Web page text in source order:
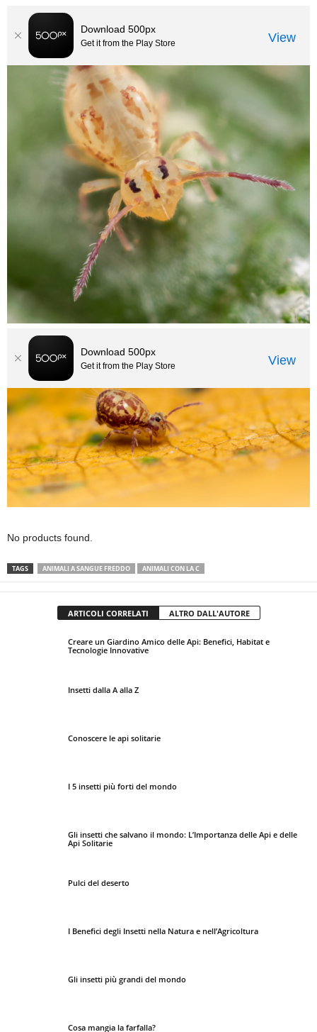
No products found.
TAGS ANIMALI A SANGUE FREDDO ANIMALI CON LA C
ARTICOLI CORRELATI ALTRO DALL'AUTORE
Creare un Giardino Amico delle Api: Benefici, Habitat e
Tecnologie Innovative
Insetti dalla A alla Z
Conoscere le api solitarie
I 5 insetti più forti del mondo
Gli insetti che salvano il mondo: L’Importanza delle Api e delle
Api Solitarie
Pulci del deserto
I Benefici degli Insetti nella Natura e nell’Agricoltura
Gli insetti più grandi del mondo
Cosa mangia la farfalla?